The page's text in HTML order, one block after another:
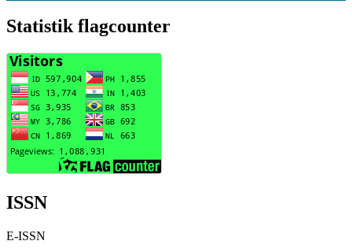
Statistik flagcounter
ISSN
E-ISSN